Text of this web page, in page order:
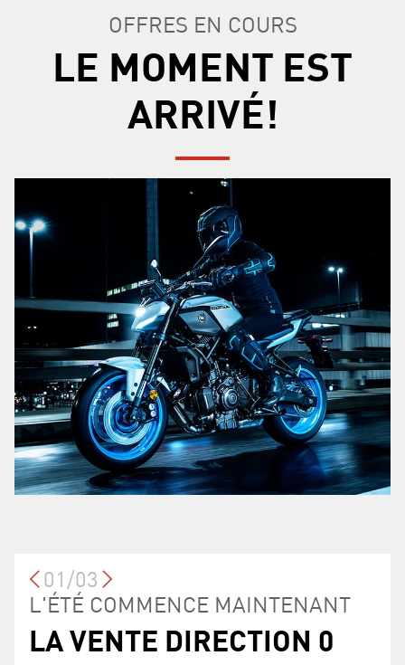
OFFRES EN COURS
LE MOMENT EST
ARRIVÉ!
L'ÉTÉ COMMENCE MAINTENANT
LA VENTE DIRECTION 0
LA VENTE DIRECTION 0 %
TAUX DE FINANCEMENT
PROGRAMME DE
FIDÉLISATION
01/03